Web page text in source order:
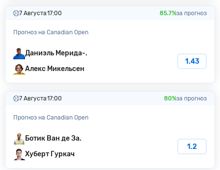
7 Августа17:00 85.7%за прогноз
Прогноз на Canadian Open
Даниэль Мерида-.
Алекс Микельсен
1.43
7 Августа17:00 80%за прогноз
Прогноз на Canadian Open
Ботик Ван де За.
Хуберт Гуркач
1.2